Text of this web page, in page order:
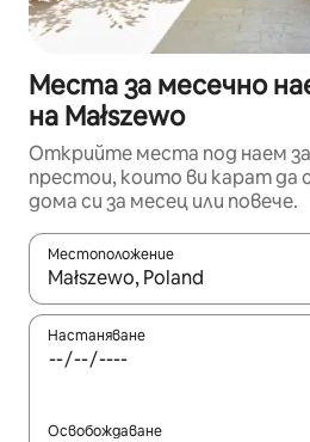
Места за месечно
на Małszewo
Открийте места под наем
престои, които ви карат да
дома си за месец или повече.
Местоположение
Когато резултатите се
Настаняване
Освобождаване